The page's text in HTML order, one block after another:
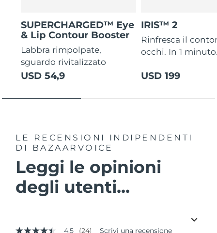
SUPERCHARGED™ Eye
& Lip Contour Booster
Labbra rimpolpate,
sguardo rivitalizzato
USD 54,9
IRIS™ 2
Rinfresca il
occhi. In 1
USD 199
LE RECENSIONI INDIPENDENTI
DI BAZAARVOICE
Leggi le opinioni
degli utenti...
4.5 (24) Scrivi una recensione